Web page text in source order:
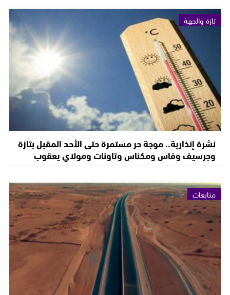
تازة والجهة
نشرة إنذارية.. موجة حر مستمرة حتى الأحد المقبل بتازة
وجرسيف وفاس ومكناس وتاونات ومولاي يعقوب
متابعات